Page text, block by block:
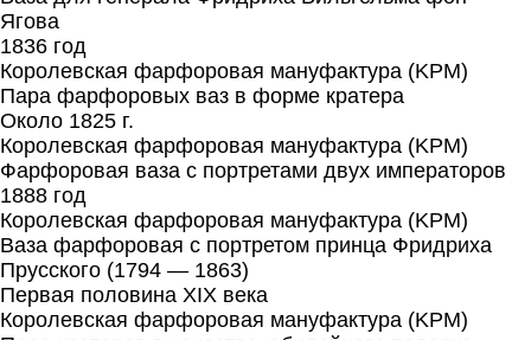
Ягова
1836 год
Королевская фарфоровая мануфактура (KPM)
Пара фарфоровых ваз в форме кратера
Около 1825 г.
Королевская фарфоровая мануфактура (KPM)
Фарфоровая ваза с портретами двух императоров
1888 год
Королевская фарфоровая мануфактура (KPM)
Ваза фарфоровая с портретом принца Фридриха
Прусского (1794 — 1863)
Первая половина XIX века
Королевская фарфоровая мануфактура (KPM)